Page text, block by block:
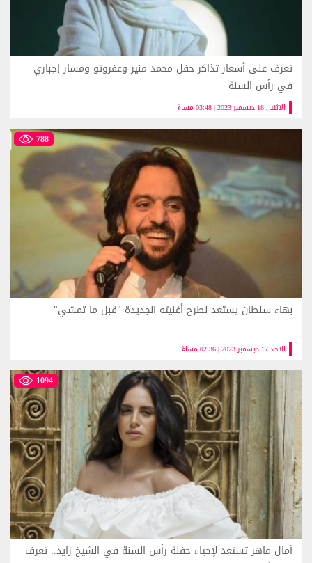
الاثنين 18 ديسمبر 2023 | 03:48 مساءً
تعرف على أسعار تذاكر حفل محمد منير وعفروتو ومسار إجباري
في رأس السنة
788
الاحد 17 ديسمبر 2023 | 02:36 مساءً
بهاء سلطان يستعد لطرح أغنيته الجديدة "قبل ما تمشي"
1094
آمال ماهر تستعد لإحياء حفلة رأس السنة في الشيخ زايد.. تعرف